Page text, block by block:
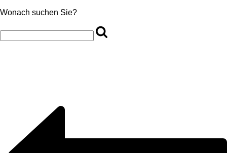
Wonach suchen Sie?